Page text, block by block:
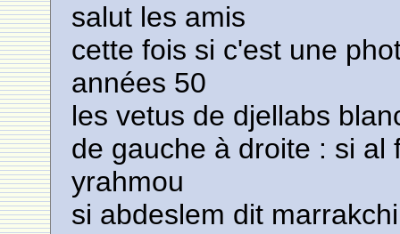
salut les amis
cette fois si c'est une
années 50
les vetus de djellabs
de gauche à droite : si al
yrahmou
si abdeslem dit